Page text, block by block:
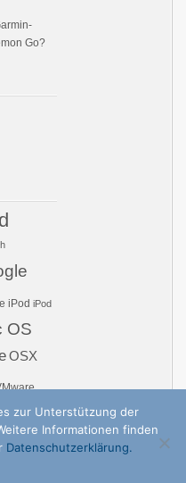
Go?
iPod iPod
OS
OSX
– ger.oza.hn | Powered by
zur Unterstützung der
Informationen finden
Datenschutzerklärung.